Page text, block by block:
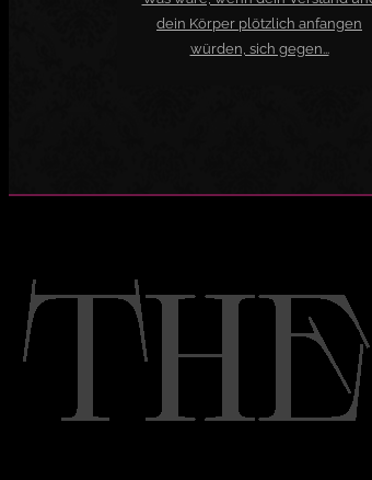
dein Körper plötzlich anfangen
würden, sich gegen...